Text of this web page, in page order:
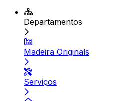
Departamentos
Madeira Originals
Serviços